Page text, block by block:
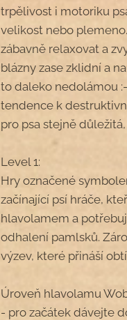
trpělivost i motoriku
velikost nebo
zábavně relaxovat a
blázny zase zklidní a
to daleko nedolámou
tendence k
pro psa stejně
Level 1:
Hry označené
začínající psí hráče,
hlavolamem a
odhalení pamlsků.
výzev, které přináší
Úroveň hlavolamu
- pro začátek dávejte